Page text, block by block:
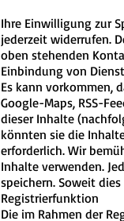
Ihre Einwilligung zur
jederzeit widerrufen.
oben stehenden
Einbindung von
Es kann vorkommen,
Google-Maps, RSS-
dieser Inhalte
könnten sie die
erforderlich. Wir
Inhalte verwenden.
speichern. Soweit
Registrierfunktion
Die im Rahmen der